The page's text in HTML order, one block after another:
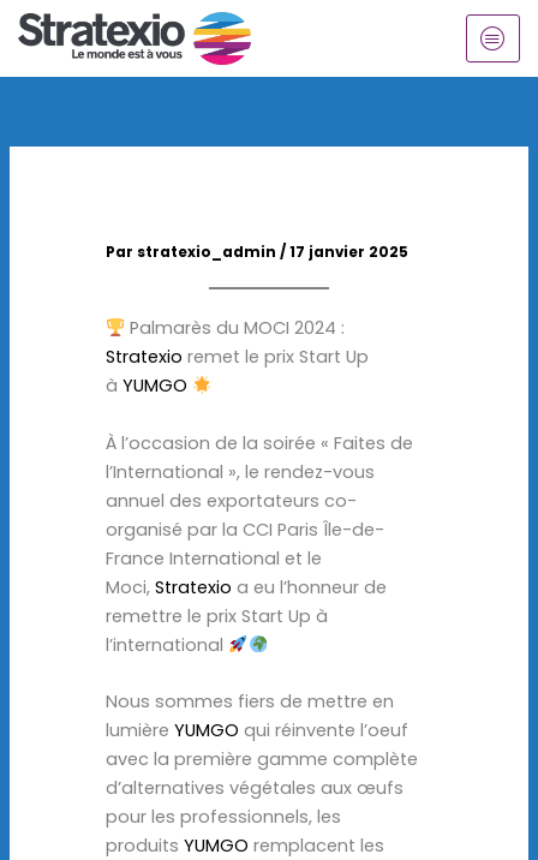
Aller
au
contenu
Par stratexio_admin /17 janvier 2025
Palmarès du MOCI 2024 :
Stratexio remet le prix Start Up
à YUMGO
À l’occasion de la soirée « Faites de
l’International », le rendez-vous
annuel des exportateurs co-
organisé par la CCI Paris Île-de-
France International et le
Moci, Stratexio a eu l’honneur de
remettre le prix Start Up à
l’international
Nous sommes fiers de mettre en
lumière YUMGO qui réinvente l’oeuf
avec la première gamme complète
d’alternatives végétales aux œufs
pour les professionnels, les
produits YUMGO remplacent les